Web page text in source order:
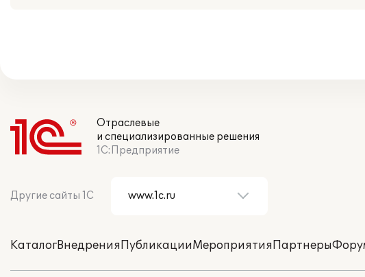
Отраслевые
и специализированные решения
1С:Предприятие
Другие сайты 1С
КаталогВнедренияПубликацииМероприятияПартнеры